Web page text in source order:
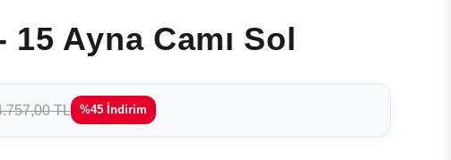
15 Ayna Camı Sol
TL %45 İndirim